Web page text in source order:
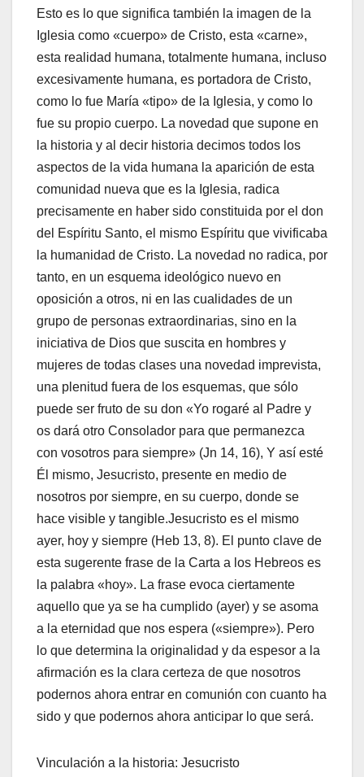
Esto es lo que significa también la imagen de la
Iglesia como «cuerpo» de Cristo, esta «carne»,
esta realidad humana, totalmente humana, incluso
excesivamente humana, es portadora de Cristo,
como lo fue María «tipo» de la Iglesia, y como lo
fue su propio cuerpo. La novedad que supone en
la historia y al decir historia decimos todos los
aspectos de la vida humana la aparición de esta
comunidad nueva que es la Iglesia, radica
precisamente en haber sido constituida por el don
del Espíritu Santo, el mismo Espíritu que vivificaba
la humanidad de Cristo. La novedad no radica, por
tanto, en un esquema ideológico nuevo en
oposición a otros, ni en las cualidades de un
grupo de personas extraordinarias, sino en la
iniciativa de Dios que suscita en hombres y
mujeres de todas clases una novedad imprevista,
una plenitud fuera de los esquemas, que sólo
puede ser fruto de su don «Yo rogaré al Padre y
os dará otro Consolador para que permanezca
con vosotros para siempre» (Jn 14, 16), Y así esté
Él mismo, Jesucristo, presente en medio de
nosotros por siempre, en su cuerpo, donde se
hace visible y tangible.Jesucristo es el mismo
ayer, hoy y siempre (Heb 13, 8). El punto clave de
esta sugerente frase de la Carta a los Hebreos es
la palabra «hoy». La frase evoca ciertamente
aquello que ya se ha cumplido (ayer) y se asoma
a la eternidad que nos espera («siempre»). Pero
lo que determina la originalidad y da espesor a la
afirmación es la clara certeza de que nosotros
podernos ahora entrar en comunión con cuanto ha
sido y que podernos ahora anticipar lo que será.
Vinculación a la historia: Jesucristo